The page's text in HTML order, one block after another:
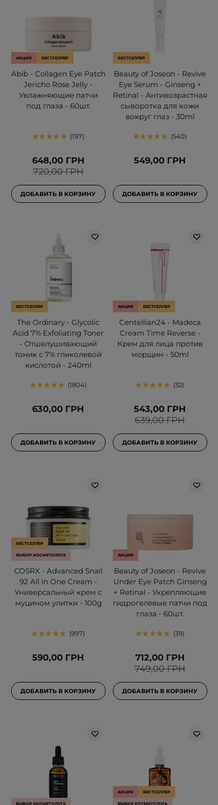
АКЦИЯ БЕСТСЕЛЛЕР
Abib - Collagen Eye Patch
Jericho Rose Jelly -
Увлажняющие патчи
под глаза - 60шт.
197
720,00 ГРН
648,00 ГРН
ДОБАВИТЬ В КОРЗИНУ
БЕСТСЕЛЛЕР
Beauty of Joseon - Revive
Eye Serum - Ginseng +
Retinal - Антивозрастная
сыворотка для кожи
вокруг глаз - 30ml
540
549,00 ГРН
ДОБАВИТЬ В КОРЗИНУ
БЕСТСЕЛЛЕР
The Ordinary - Glycolic
Acid 7% Exfoliating Toner
- Отшелушивающий
тоник с 7% гликолевой
кислотой - 240ml
1804
630,00 ГРН
ДОБАВИТЬ В КОРЗИНУ
АКЦИЯ БЕСТСЕЛЛЕР
Centellian24 - Madeca
Cream Time Reverse -
Крем для лица против
морщин - 50ml
32
639,00 ГРН
543,00 ГРН
ДОБАВИТЬ В КОРЗИНУ
БЕСТСЕЛЛЕР
ВЫБОР КОСМЕТОЛОГА
COSRX - Advanced Snail
92 All in One Cream -
Универсальный крем с
муцином улитки - 100g
997
590,00 ГРН
ДОБАВИТЬ В КОРЗИНУ
АКЦИЯ
Beauty of Joseon - Revive
Under Eye Patch Ginseng
+ Retinal - Укрепляющие
гидрогелевые патчи под
глаза - 60шт.
39
749,00 ГРН
712,00 ГРН
ДОБАВИТЬ В КОРЗИНУ
ВЫБОР КОСМЕТОЛОГА
АКЦИЯ БЕСТСЕЛЛЕР
ВЫБОР КОСМЕТОЛОГА